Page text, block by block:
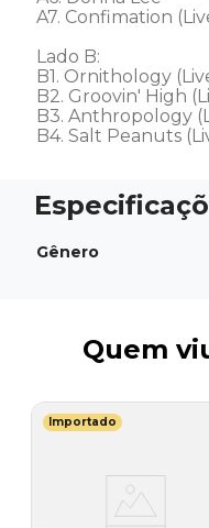
A7. Confimation
Lado B:
B1. Ornithology
B2. Groovin' High
B3. Anthropology
B4. Salt Peanuts
Gênero
Quem
Importado